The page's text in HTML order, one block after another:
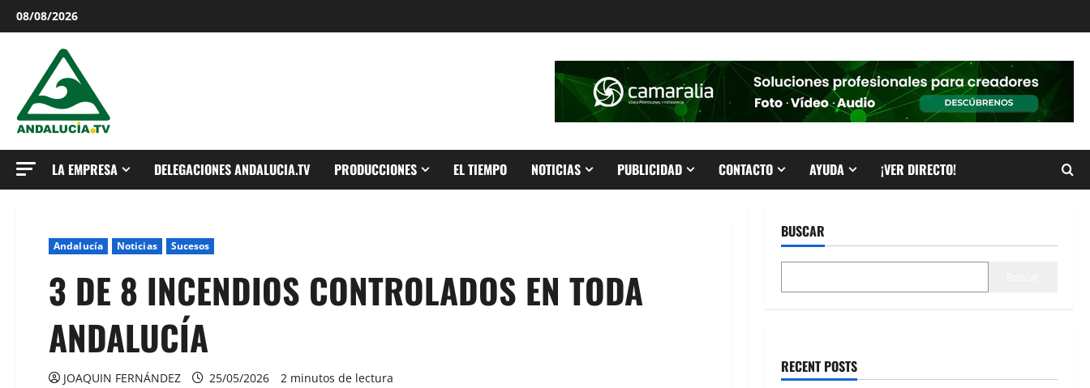
Saltar
al
contenido
08/08/2026
LA EMPRESA DELEGACIONES ANDALUCIA.TV PRODUCCIONES EL TIEMPO NOTICIAS PUBLICIDAD CONTACTO AYUDA ¡VER DIRECTO!
Andalucía Noticias Sucesos
3 DE 8 INCENDIOS CONTROLADOS EN TODA
ANDALUCÍA
JOAQUIN FERNÁNDEZ 25/05/2026 2 minutos de lectura
BUSCAR
RECENT POSTS